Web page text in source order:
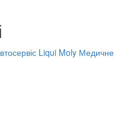
Liqui Moly Медичне